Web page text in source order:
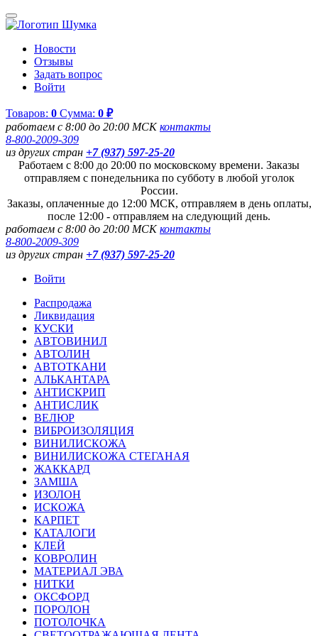
Новости
Отзывы
Задать вопрос
Войти
Товаров: 0 Сумма: 0 ₽
работаем с 8:00 до 20:00 МСКконтакты
8-800-2009-309
из других стран +7 (937) 597-25-20
Работаем с 8:00 до 20:00 по московскому времени. Заказы
отправляем с понедельника по субботу в любой уголок
России.
Заказы, оплаченные до 12:00 МСК, отправляем в день оплаты,
после 12:00 - отправляем на следующий день.
работаем с 8:00 до 20:00 МСКконтакты
8-800-2009-309
из других стран +7 (937) 597-25-20
Войти
Распродажа
Ликвидация
КУСКИ
АВТОВИНИЛ
АВТОЛИН
АВТОТКАНИ
АЛЬКАНТАРА
АНТИСКРИП
АНТИСЛИК
ВЕЛЮР
ВИБРОИЗОЛЯЦИЯ
ВИНИЛИСКОЖА
ВИНИЛИСКОЖА СТЕГАНАЯ
ЖАККАРД
ЗАМША
ИЗОЛОН
ИСКОЖА
КАРПЕТ
КАТАЛОГИ
КЛЕЙ
КОВРОЛИН
МАТЕРИАЛ ЭВА
НИТКИ
ОКСФОРД
ПОРОЛОН
ПОТОЛОЧКА